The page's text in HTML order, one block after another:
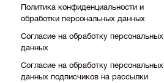
Политика конфиденциальности и
обработки персональных данных
Согласие на обработку персональных
данных
Согласие на обработку персональных
данных подписчиков на рассылки